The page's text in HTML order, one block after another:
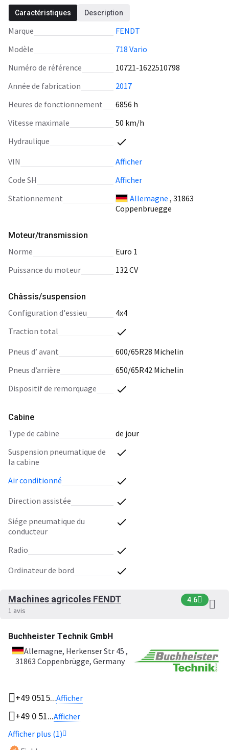
Caractéristiques Description
Marque
FENDT
Modèle
718 Vario
Numéro de référence
10721-1622510798
Année de fabrication
2017
Heures de fonctionnement
6856 h
Vitesse maximale
50 km/h
Hydraulique
VIN
Afficher
Code SH
Afficher
Stationnement
Allemagne , 31863
Coppenbruegge
Moteur/transmission
norme
Euro 1
puissance du moteur
132 CV
Châssis/suspension
configuration d'essieu
4x4
traction total
pneus d’ avant
600/65R28 Michelin
pneus d’arrière
650/65R42 Michelin
dispositif de remorquage
Cabine
type de cabine
de jour
suspension pneumatique de
la cabine
air conditionné
direction assistée
siége pneumatique du
conducteur
radio
ordinateur de bord
Machines agricoles FENDT 4.6
1 avis
Buchheister Technik GmbH
Allemagne, Herkenser Str 45 ,
31863 Coppenbrügge, Germany
+49 0515...Afficher
+49 0 51...Afficher
Afficher plus (1)